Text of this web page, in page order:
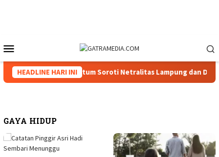
Mobile
HEADLINE HARI INI
Menguat, Tiga Caketum Soroti Netralitas Lampung dan Dugaan
GAYA HIDUP